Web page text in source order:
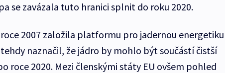
se zavázala tuto hranici splnit do roku 2020.
roce 2007 založila platformu pro jadernou energetiku
naznačil, že jádro by mohlo být součástí čistší
roce 2020. Mezi členskými státy EU ovšem pohled